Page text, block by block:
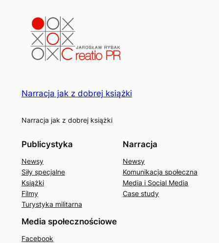
Narracja jak z dobrej książki
Narracja jak z dobrej książki
Publicystyka
Newsy
Siły specjalne
Książki
Filmy
Turystyka militarna
Narracja
Newsy
Komunikacja społeczna
Media i Social Media
Case study
Media społecznościowe
Facebook